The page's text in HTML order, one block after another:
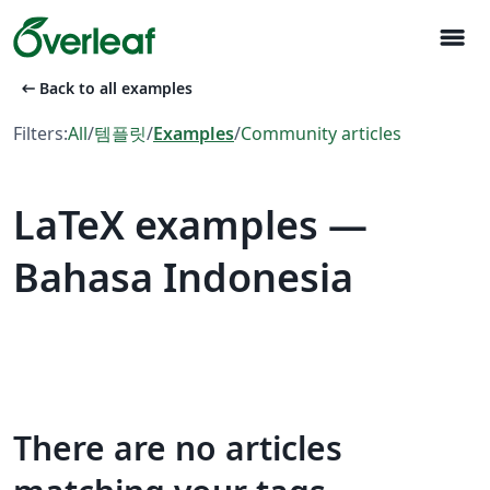
menu
arrow_left_alt Back to all examples
Filters:All/템플릿/Examples/Community articles
LaTeX examples —
Bahasa Indonesia
There are no articles